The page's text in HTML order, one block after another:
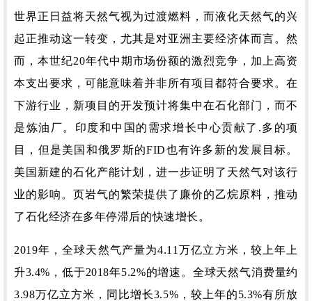
世界正日益将天然气视为过渡燃料，而液化天然气的兴
起正推动这一转变，尤其是对亚洲主要经济体而言。然
而，本世纪20年代中期市场份额的激烈竞争，加上高资
本支出要求，可能意味着并非所有项目都符合要求。在
下游行业，新项目的开发预计将集中在石化部门，而不
是炼油厂。 印度和中国的需求增长中心贡献了.多的项
目，但是美国和俄罗斯的FID也有许多新的发展目标。
美国新建的石化产能计划，进一步证明了天然气对该行
业的影响。页岩气的繁荣提供了廉价的乙烷原料，推动
了石化经济在多年停滞后的快速增长。
2019年，全球天然气产量为4.11万亿立方米，较上年上
升3.4%，低于2018年5.2%的增速。 全球天然气消费量约
3.98万亿立方米，同比增长3.5%，较上年的5.3%有所放